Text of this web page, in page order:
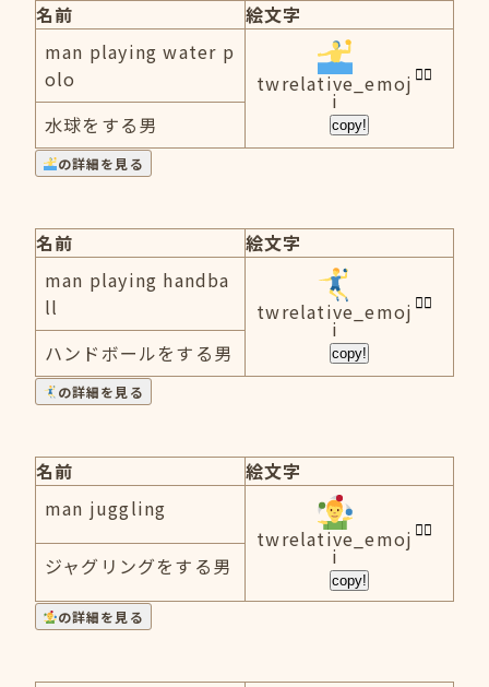
名前
絵文字
man playing water p
olo
twrelative_emoj
i
copy!
水球をする男
の詳細を見る
名前
絵文字
man playing handba
ll
twrelative_emoj
i
copy!
ハンドボールをする男
の詳細を見る
名前
絵文字
man juggling
twrelative_emoj
i
copy!
ジャグリングをする男
の詳細を見る